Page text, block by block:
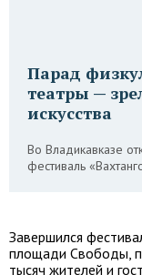
Парад
театры —
искусства
Во Владикавказе
фестиваль
Завершился
площади Свободы,
тысяч жителей и